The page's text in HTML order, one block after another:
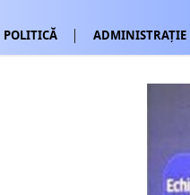
POLITICĂ ADMINISTRAȚIE